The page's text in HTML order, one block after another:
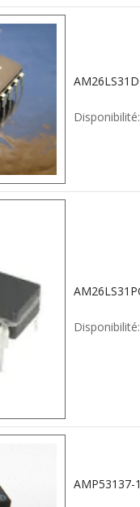
Disponibilité:
Disponibilité: